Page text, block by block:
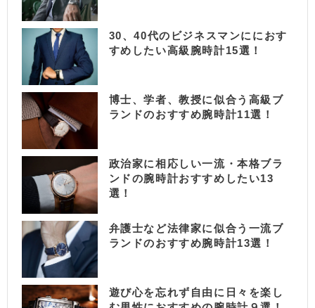
30、40代のビジネスマンににおす
すめしたい高級腕時計15選！
博士、学者、教授に似合う高級ブ
ランドのおすすめ腕時計11選！
政治家に相応しい一流・本格ブラ
ンドの腕時計おすすめしたい13
選！
弁護士など法律家に似合う一流ブ
ランドのおすすめ腕時計13選！
遊び心を忘れず自由に日々を楽し